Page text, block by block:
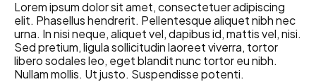
Lorem ipsum dolor sit amet, consectetuer adipiscing
elit. Phasellus hendrerit. Pellentesque aliquet nibh nec
urna. In nisi neque, aliquet vel, dapibus id, mattis vel, nisi.
Sed pretium, ligula sollicitudin laoreet viverra, tortor
libero sodales leo, eget blandit nunc tortor eu nibh.
Nullam mollis. Ut justo. Suspendisse potenti.